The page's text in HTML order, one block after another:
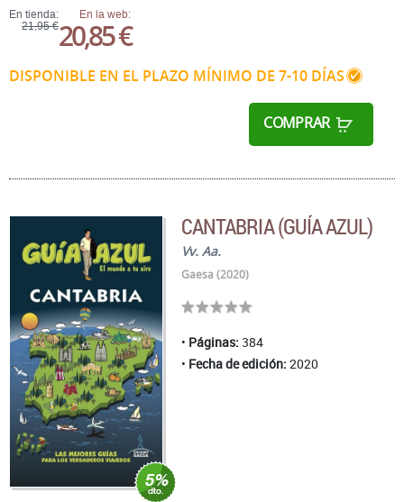
En tienda:
21,95 €
En la web:
20,85 €
DISPONIBLE EN EL PLAZO MÍNIMO DE 7-10 DÍAS
COMPRAR
CANTABRIA (GUÍA AZUL)
Vv. Aa.
Gaesa (2020)
Páginas: 384
Fecha de edición: 2020